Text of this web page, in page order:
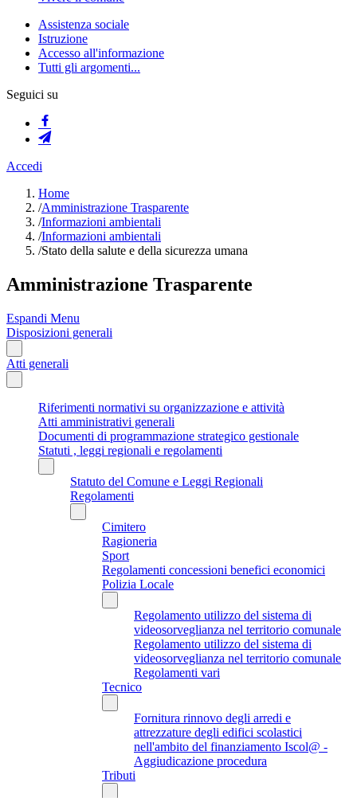
Assistenza sociale
Istruzione
Accesso all'informazione
Tutti gli argomenti...
Seguici su
Accedi
Home
/Amministrazione Trasparente
/Informazioni ambientali
/Informazioni ambientali
/Stato della salute e della sicurezza umana
Amministrazione Trasparente
Espandi Menu
Disposizioni generali
Atti generali
Riferimenti normativi su organizzazione e attività
Atti amministrativi generali
Documenti di programmazione strategico gestionale
Statuti , leggi regionali e regolamenti
Statuto del Comune e Leggi Regionali
Regolamenti
Cimitero
Ragioneria
Sport
Regolamenti concessioni benefici economici
Polizia Locale
Regolamento utilizzo del sistema di
videosorveglianza nel territorio comunale
Regolamento utilizzo del sistema di
videosorveglianza nel territorio comunale
Regolamenti vari
Tecnico
Fornitura rinnovo degli arredi e
attrezzature degli edifici scolastici
nell'ambito del finanziamento Iscol@ -
Aggiudicazione procedura
Tributi